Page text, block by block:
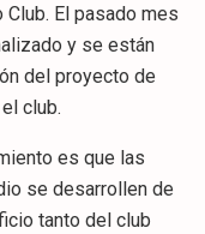
El pasado mes
y se están
del proyecto de
club.
es que las
se desarrollen de
tanto del club